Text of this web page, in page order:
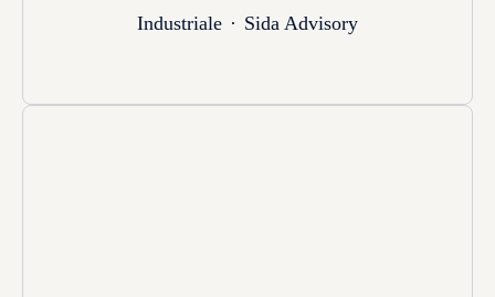
Industriale · Sida Advisory